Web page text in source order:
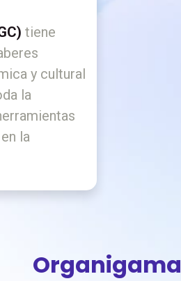
tiene
y cultural
la
la
Organigama